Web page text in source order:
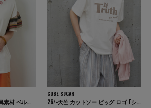
32/-OE天竺 カットソー 異素材 ベルスリーブ 胸刺繍 Tシャツ
CUBE SUGAR
26/-天竺 カットソー ビッグ ロゴ Tシャツ